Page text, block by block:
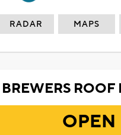
RADAR MAPS
BREWERS ROOF
OPEN